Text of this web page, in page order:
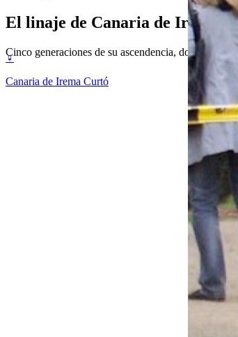
El linaje de Canaria de Irema
Cinco generaciones de su ascendencia,
♀
Canaria de Irema Curtó